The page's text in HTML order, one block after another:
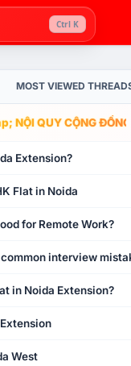
Ctrl K
MOST VIEWED
NỘI QUY CỘNG
Extension?
Flat in Noida
for Remote Work?
interview
in Noida Extension?
West